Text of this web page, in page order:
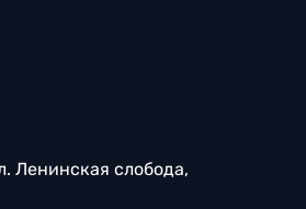
Ленинская слобода,